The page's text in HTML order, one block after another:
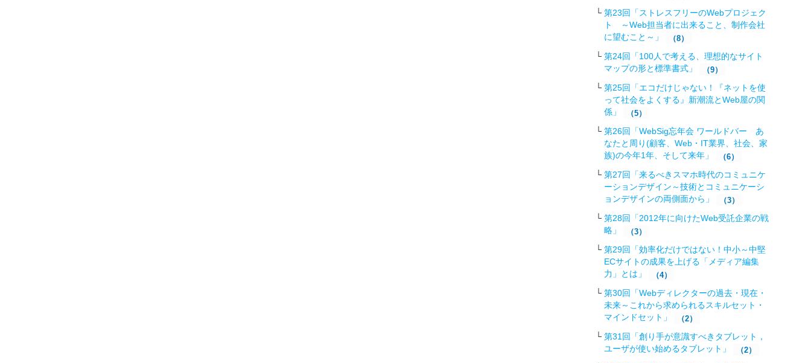
第23回「ストレスフリーのWebプロジェク
ト ～Web担当者に出来ること、制作会社
に望むこと～」
（8）
第24回「100人で考える、理想的なサイト
マップの形と標準書式」
（9）
第25回「エコだけじゃない！『ネットを使
って社会をよくする』新潮流とWeb屋の関
係」
（5）
第26回「WebSig忘年会 ワールドバー あ
なたと周り(顧客、Web・IT業界、社会、家
族)の今年1年、そして来年」
（6）
第27回「来るべきスマホ時代のコミュニケ
ーションデザイン～技術とコミュニケーシ
ョンデザインの両側面から」
（3）
第28回「2012年に向けたWeb受託企業の戦
略 」
（3）
第29回「効率化だけではない！中小～中堅
ECサイトの成果を上げる「メディア編集
力」とは」
（4）
第30回「Webディレクターの過去・現在・
未来～これから求められるスキルセット・
マインドセット」
（2）
第31回「創り手が意識すべきタブレット，
ユーザが使い始めるタブレット」
（2）